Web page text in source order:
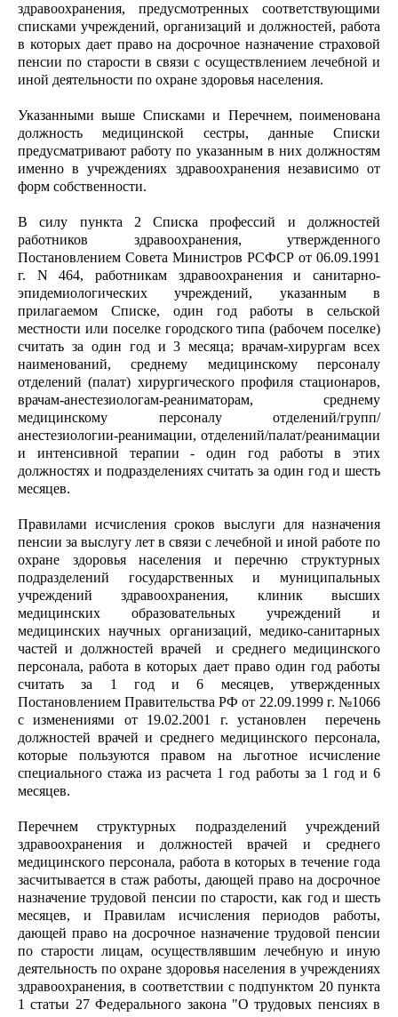
здравоохранения, предусмотренных соответствующими
списками учреждений, организаций и должностей, работа
в которых дает право на досрочное назначение страховой
пенсии по старости в связи с осуществлением лечебной и
иной деятельности по охране здоровья населения.
Указанными выше Списками и Перечнем, поименована
должность медицинской сестры, данные Списки
предусматривают работу по указанным в них должностям
именно в учреждениях здравоохранения независимо от
форм собственности.
В силу пункта 2 Списка профессий и должностей
работников здравоохранения, утвержденного
Постановлением Совета Министров РСФСР от 06.09.1991
г. N 464, работникам здравоохранения и санитарно-
эпидемиологических учреждений, указанным в
прилагаемом Списке, один год работы в сельской
местности или поселке городского типа (рабочем поселке)
считать за один год и 3 месяца; врачам-хирургам всех
наименований, среднему медицинскому персоналу
отделений (палат) хирургического профиля стационаров,
врачам-анестезиологам-реаниматорам, среднему
медицинскому персоналу отделений/групп/
анестезиологии-реанимации, отделений/палат/реанимации
и интенсивной терапии - один год работы в этих
должностях и подразделениях считать за один год и шесть
месяцев.
Правилами исчисления сроков выслуги для назначения
пенсии за выслугу лет в связи с лечебной и иной работе по
охране здоровья населения и перечню структурных
подразделений государственных и муниципальных
учреждений здравоохранения, клиник высших
медицинских образовательных учреждений и
медицинских научных организаций, медико-санитарных
частей и должностей врачей и среднего медицинского
персонала, работа в которых дает право один год работы
считать за 1 год и 6 месяцев, утвержденных
Постановлением Правительства РФ от 22.09.1999 г. №1066
с изменениями от 19.02.2001 г. установлен перечень
должностей врачей и среднего медицинского персонала,
которые пользуются правом на льготное исчисление
специального стажа из расчета 1 год работы за 1 год и 6
месяцев.
Перечнем структурных подразделений учреждений
здравоохранения и должностей врачей и среднего
медицинского персонала, работа в которых в течение года
засчитывается в стаж работы, дающей право на досрочное
назначение трудовой пенсии по старости, как год и шесть
месяцев, и Правилам исчисления периодов работы,
дающей право на досрочное назначение трудовой пенсии
по старости лицам, осуществлявшим лечебную и иную
деятельность по охране здоровья населения в учреждениях
здравоохранения, в соответствии с подпунктом 20 пункта
1 статьи 27 Федерального закона "О трудовых пенсиях в